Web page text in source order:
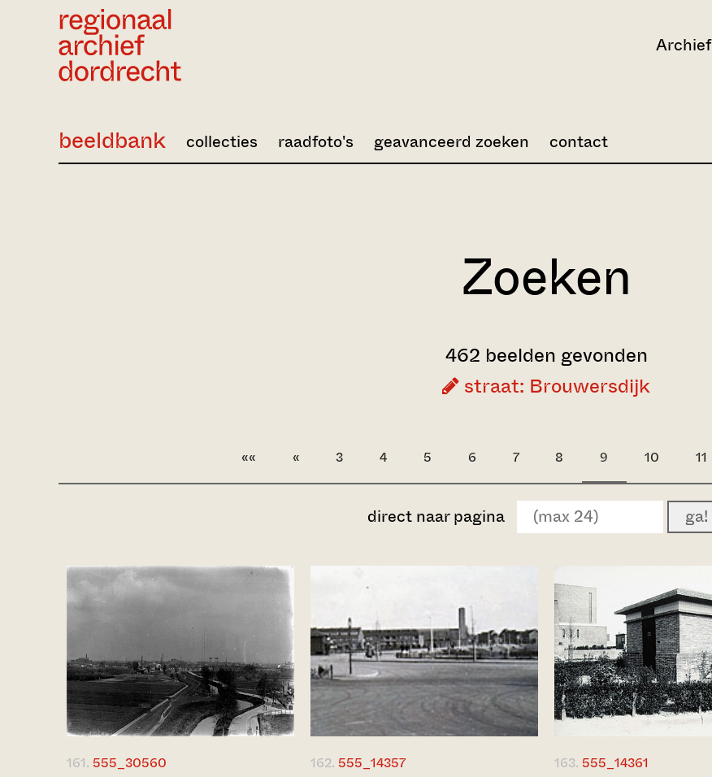
Archief
beeldbank collecties raadfoto's geavanceerd zoeken contact
Zoeken
462 beelden gevonden
straat: Brouwersdijk
«« « 3 4 5 6 7 8 9 10 11
direct naar pagina ga!
161. 555_30560
162. 555_14357
163. 555_14361